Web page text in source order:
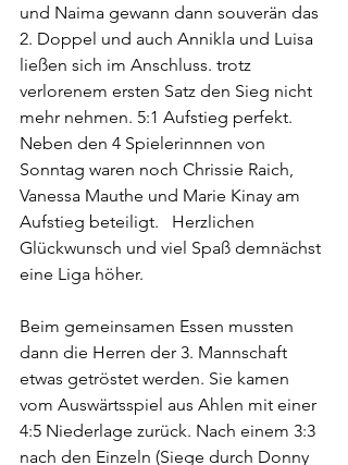
und Naima gewann dann souverän das
2. Doppel und auch Annikla und Luisa
ließen sich im Anschluss. trotz
verlorenem ersten Satz den Sieg nicht
mehr nehmen. 5:1 Aufstieg perfekt.
Neben den 4 Spielerinnnen von
Sonntag waren noch Chrissie Raich,
Vanessa Mauthe und Marie Kinay am
Aufstieg beteiligt.   Herzlichen
Glückwunsch und viel Spaß demnächst
eine Liga höher.
Beim gemeinsamen Essen mussten
dann die Herren der 3. Mannschaft
etwas getröstet werden. Sie kamen
vom Auswärtsspiel aus Ahlen mit einer
4:5 Niederlage zurück. Nach einem 3:3
nach den Einzeln (Siege durch Donny